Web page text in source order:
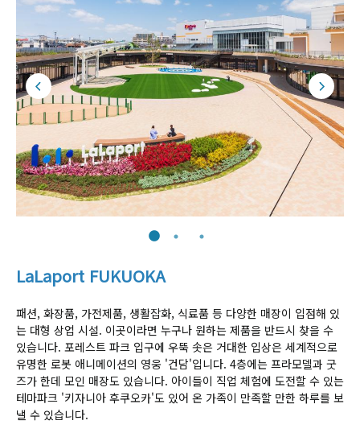
LaLaport FUKUOKA
패션, 화장품, 가전제품, 생활잡화, 식료품 등 다양한 매장이 입점해 있
는 대형 상업 시설. 이곳이라면 누구나 원하는 제품을 반드시 찾을 수
있습니다. 포레스트 파크 입구에 우뚝 솟은 거대한 입상은 세계적으로
유명한 로봇 애니메이션의 영웅 '건담'입니다. 4층에는 프라모델과 굿
즈가 한데 모인 매장도 있습니다. 아이들이 직업 체험에 도전할 수 있는
테마파크 '키자니아 후쿠오카'도 있어 온 가족이 만족할 만한 하루를 보
낼 수 있습니다.